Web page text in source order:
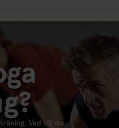
Vad vill du